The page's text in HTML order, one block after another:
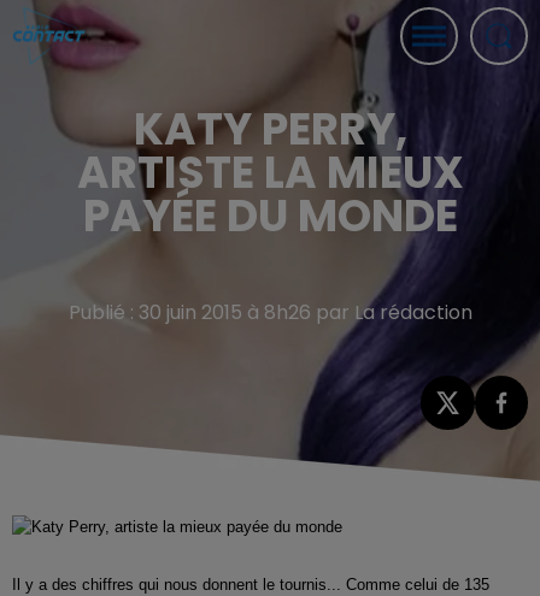
KATY PERRY,
ARTISTE LA MIEUX
PAYÉE DU MONDE
Publié : 30 juin 2015 à 8h26 par La rédaction
Il y a des chiffres qui nous donnent le tournis... Comme celui de 135